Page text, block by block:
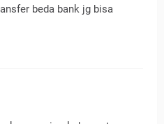
beda bank jg bisa